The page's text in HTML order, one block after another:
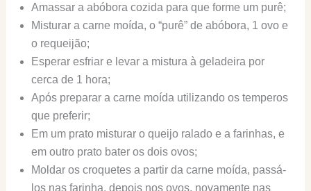
Amassar a abóbora cozida para que forme um purê;
Misturar a carne moída, o “purê” de abóbora, 1 ovo e
o requeijão;
Esperar esfriar e levar a mistura à geladeira por
cerca de 1 hora;
Após preparar a carne moída utilizando os temperos
que preferir;
Em um prato misturar o queijo ralado e a farinhas, e
em outro prato bater os dois ovos;
Moldar os croquetes a partir da carne moída, passá-
los nas farinha, depois nos ovos, novamente nas